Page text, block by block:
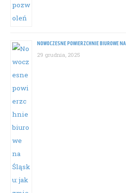
NOWOCZESNE POWIERZCHNIE BIUROWE
29 grudnia, 2025